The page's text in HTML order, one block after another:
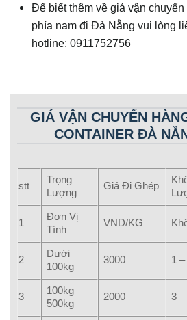
Để biết thêm về giá vận
phía nam đi Đà Nẵng vui lòng
hotline: 0911752756
GIÁ VẬN CHUYỂN
CONTAINER ĐÀ
stt
Trọng
Lượng
Giá Đi Ghép
1
Đơn Vị
Tính
VND/KG
2
Dưới
100kg
3000 1
3
100kg –
500kg
2000 3